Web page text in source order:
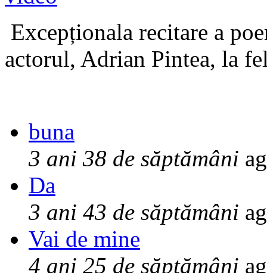
Excepționala recitare a
actorul, Adrian Pintea, la
buna
3 ani 38 de săptămâni
Da
3 ani 43 de săptămâni
Vai de mine
4 ani 25 de săptămâni